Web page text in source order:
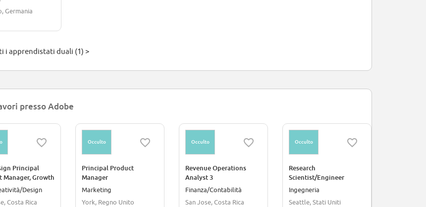
Germania
i apprendistati duali (1) >
presso Adobe
Principal
Manager, Growth
Design
Costa Rica
Occulto
Principal Product
Manager
Marketing
York, Regno Unito
Occulto
Revenue Operations
Analyst 3
Finanza/Contabilità
San Jose, Costa Rica
Occulto
Research
Scientist/Engineer
Ingegneria
Seattle, Stati Uniti